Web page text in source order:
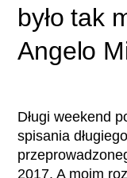
było tak
Angelo
Długi weekend
spisania
2017. A moim